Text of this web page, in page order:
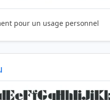
pour un usage personnel